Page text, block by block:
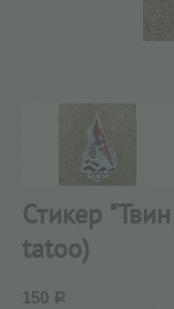
Стикер
tatoo)
150 Р